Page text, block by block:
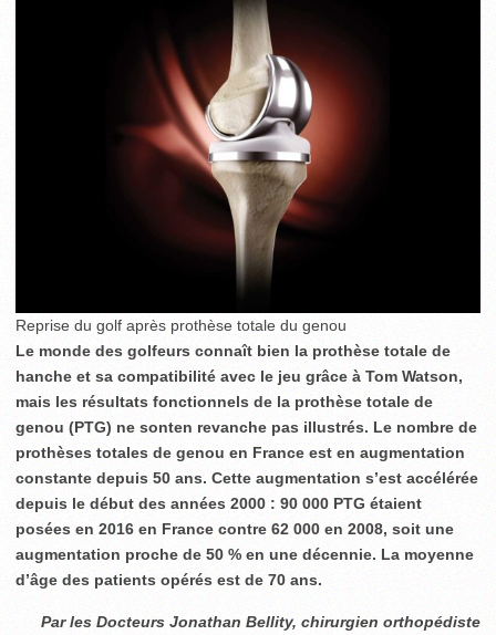
Reprise du golf après prothèse totale du genou
Le monde des golfeurs connaît bien la prothèse totale de
hanche et sa compatibilité avec le jeu grâce à Tom Watson,
mais les résultats fonctionnels de la prothèse totale de
genou (PTG) ne sonten revanche pas illustrés. Le nombre de
prothèses totales de genou en France est en augmentation
constante depuis 50 ans. Cette augmentation s’est accélérée
depuis le début des années 2000 : 90 000 PTG étaient
posées en 2016 en France contre 62 000 en 2008, soit une
augmentation proche de 50 % en une décennie. La moyenne
d’âge des patients opérés est de 70 ans.
Par les Docteurs Jonathan Bellity, chirurgien orthopédiste